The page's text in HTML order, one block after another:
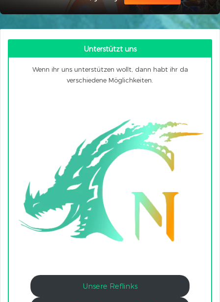
Unterstützt uns
Wenn ihr uns unterstützen wollt, dann habt ihr da
verschiedene Möglichkeiten.
Unsere Reflinks